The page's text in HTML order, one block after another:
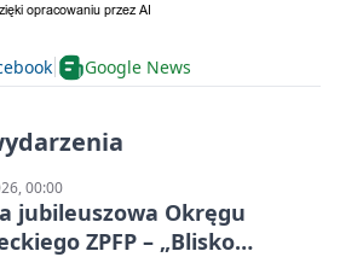
Google News
00:00
jubileuszowa Okręgu
ZPFP – „Blisko